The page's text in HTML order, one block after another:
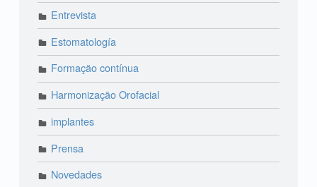
Entrevista
Estomatología
Formação contínua
Harmonização Orofacial
implantes
Prensa
Novedades